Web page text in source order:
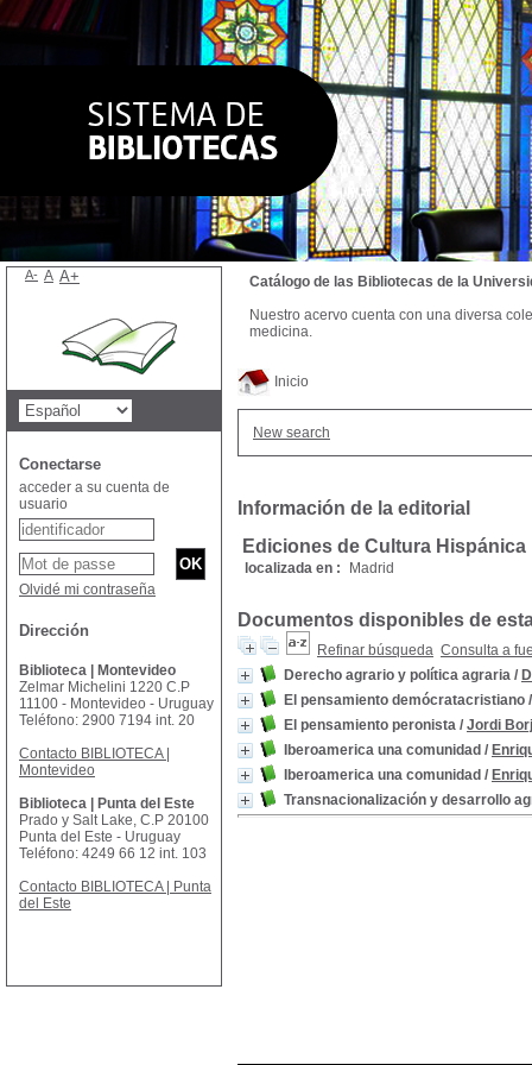
Inicio
New search
Información de la editorial
Ediciones de Cultura Hispánica
localizada en : Madrid
Documentos disponibles de
Refinar búsqueda Consulta a
Derecho agrario y política agraria /
El pensamiento demócratacristiano
El pensamiento peronista / Jordi
Iberoamerica una comunidad /
Iberoamerica una comunidad /
Transnacionalización y desarrollo
Catálogo de las Bibliotecas de la
Nuestro acervo cuenta con una diversa
medicina.
A- A A+
Conectarse
acceder a su cuenta de
usuario
Olvidé mi contraseña
Dirección
Biblioteca | Montevideo
Zelmar Michelini 1220 C.P
11100 - Montevideo - Uruguay
Teléfono: 2900 7194 int. 20
Contacto BIBLIOTECA |
Montevideo
Biblioteca | Punta del Este
Prado y Salt Lake, C.P 20100
Punta del Este - Uruguay
Teléfono: 4249 66 12 int. 103
Contacto BIBLIOTECA | Punta
del Este